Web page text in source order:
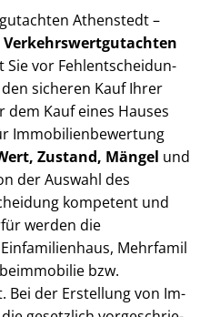
Athenstedt –
Ver­kehrs­wert­gut­ach­ten
Sie vor Fehl­ent­schei­dun­
sicheren Kauf Ihrer
dem Kauf eines Hauses
Im­mo­bi­li­en­be­wer­tung
Zustand, Mängel und
der Auswahl des
kompetent und
werden die
Mehr­fa­mi­l
bzw.
Bei der Erstellung von Im­